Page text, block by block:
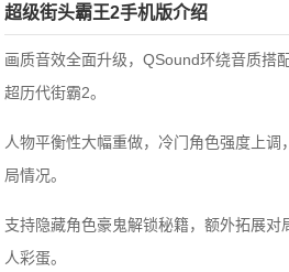
超级街头霸王2手机版介绍
画质音效全面升级，QSound环绕音质搭
超历代街霸2。
人物平衡性大幅重做，冷门角色强度上
局情况。
支持隐藏角色豪鬼解锁秘籍，额外拓展
人彩蛋。